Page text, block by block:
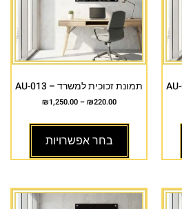
תמונת זכוכית למשרד – AU-013
₪220.00
–
₪1,250.00
בחר אפשרויות